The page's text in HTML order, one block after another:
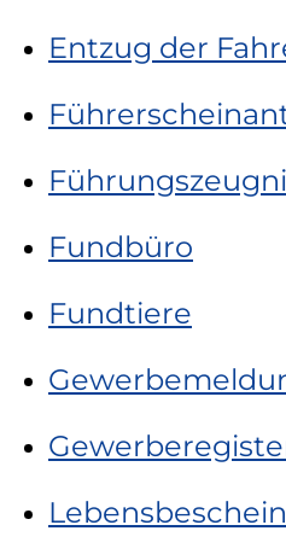
Entzug der
Fundbüro
Fundtiere